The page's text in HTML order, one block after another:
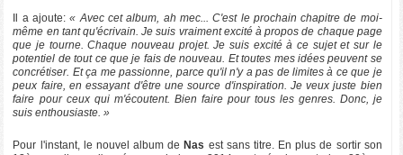
Il a ajoute:« Avec cet album, ah mec... C'est le prochain chapitre de moi-
même en tant qu'écrivain. Je suis vraiment excité à propos de chaque page
que je tourne. Chaque nouveau projet. Je suis excité à ce sujet et sur le
potentiel de tout ce que je fais de nouveau. Et toutes mes idées peuvent se
concrétiser. Et ça me passionne, parce qu'il n'y a pas de limites à ce que je
peux faire, en essayant d'être une source d'inspiration. Je veux juste bien
faire pour ceux qui m'écoutent. Bien faire pour tous les genres. Donc, je
suis enthousiaste. »
Pour l'instant, le nouvel album de Nas est sans titre. En plus de sortir son